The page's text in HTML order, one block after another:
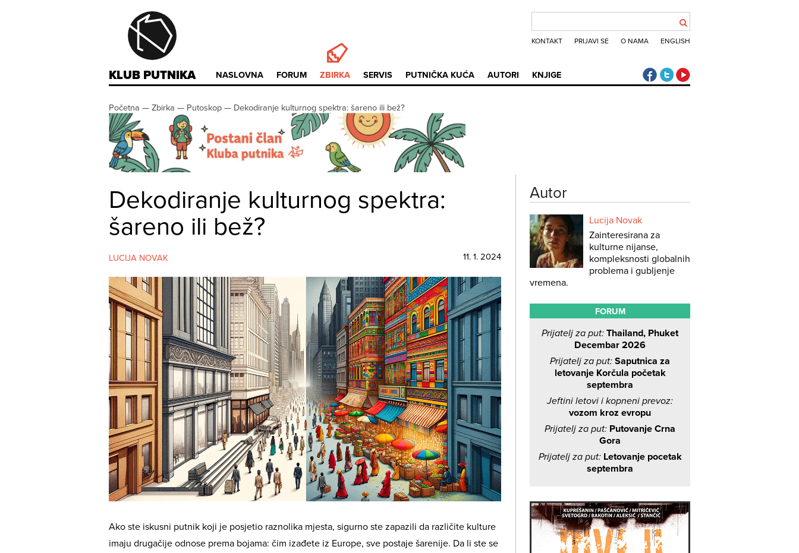
KLUB PUTNIKA
KONTAKT PRIJAVI SE O NAMA ENGLISH
NASLOVNA FORUM ZBIRKA SERVIS PUTNIČKA KUĆA AUTORI KNJIGE Klub putnika Facebook
Klub putnika Twitter
Početna — Zbirka — Putoskop — Dekodiranje kulturnog spektra: šareno ili bež?
Dekodiranje kulturnog spektra:
šareno ili bež?
LUCIJA NOVAK 11. 1. 2024
Ako ste iskusni putnik koji je posjetio raznolika mjesta, sigurno ste zapazili da različite kulture
imaju drugačije odnose prema bojama: čim izađete iz Europe, sve postaje šarenije. Da li ste se
Autor
Lucija Novak
Zainteresirana za
kulturne nijanse,
kompleksnosti globalnih
problema i gubljenje
vremena.
FORUM
Prijatelj za put: Thailand, Phuket
Decembar 2026
Prijatelj za put: Saputnica za
letovanje Korčula početak
septembra
Jeftini letovi i kopneni prevoz:
vozom kroz evropu
Prijatelj za put: Putovanje Crna
Gora
Prijatelj za put: Letovanje pocetak
septembra